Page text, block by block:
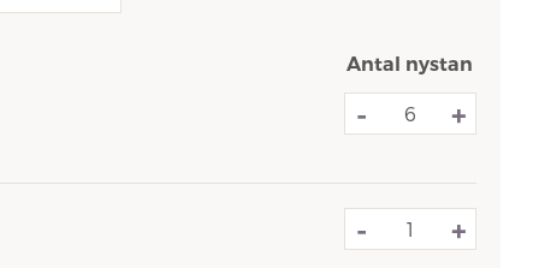
Antal nystan
- +
- +